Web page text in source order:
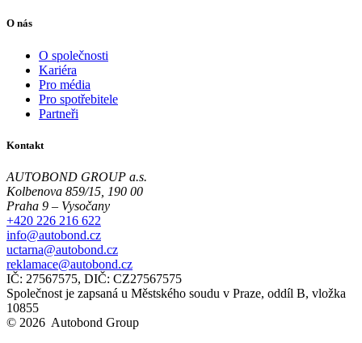
O nás
O společnosti
Kariéra
Pro média
Pro spotřebitele
Partneři
Kontakt
AUTOBOND GROUP a.s.
Kolbenova 859/15, 190 00
Praha 9 – Vysočany
+420 226 216 622
info@autobond.cz
uctarna@autobond.cz
reklamace@autobond.cz
IČ: 27567575, DIČ: CZ27567575
Společnost je zapsaná u Městského soudu v Praze, oddíl B, vložka
10855
© 2026 Autobond Group